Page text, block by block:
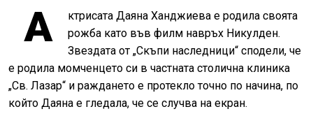
А
ктрисата Даяна Ханджиева е родила своята
рожба като във филм навръх Никулден.
Звездата от „Скъпи наследници“ сподели, че
е родила момченцето си в частната столична клиника
„Св. Лазар“ и раждането е протекло точно по начина, по
който Даяна е гледала, че се случва на екран.